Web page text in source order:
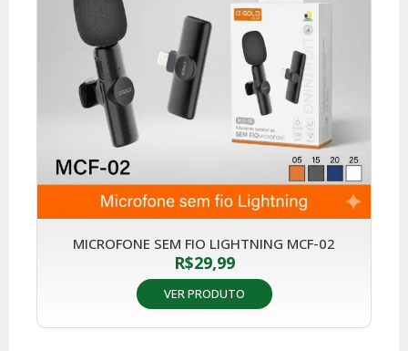
MICROFONE SEM FIO LIGHTNING MCF-02
R$29,99
VER PRODUTO